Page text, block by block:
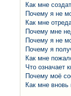
Как мне
Почему я не
Как мне
Почему мне
Почему я не
Почему я
Как мне
Что означает
Почему моё
Как мне